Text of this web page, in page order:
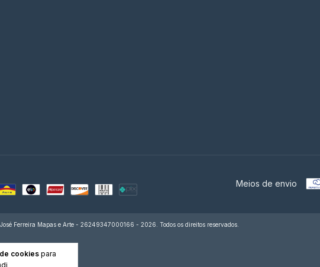
cookies para
Meios de envio
Ferreira Mapas e Arte - 26249347000166 - 2026. Todos os direitos reservados.